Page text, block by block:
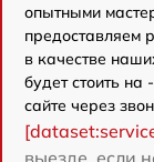
опытными
предоставляем
в качестве
будет стоить
сайте через
выезде, если